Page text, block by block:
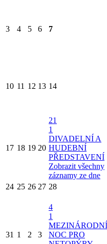
3 4 5 6 7
10 11 12 13 14
17 18 19 20
21
1
DIVADELNÍ A
HUDEBNÍ
PŘEDSTAVENÍ
Zobrazit všechny
záznamy ze dne
24 25 26 27 28
31 1 2 3
4
1
MEZINÁRODNÍ
NOC PRO